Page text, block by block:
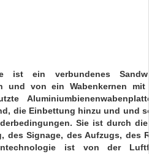
ist ein verbundenes
und von ein Wabenkernen
die Einbettung hinzu und und
Sie ist durch
des Signage, des Aufzugs, des
ist von der